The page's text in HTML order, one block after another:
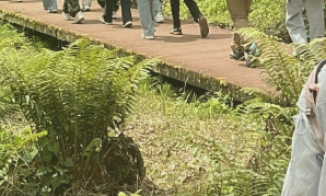
教科教育・カリキュラム
学習サポート
自立を育む6年間
学園生活